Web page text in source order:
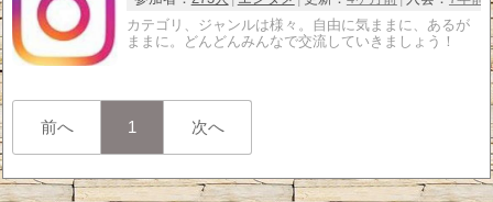
カテゴリ、ジャンルは様々。自由に気ままに、あるが
ままに。どんどんみんなで交流していきましょう！
前へ 1 次へ